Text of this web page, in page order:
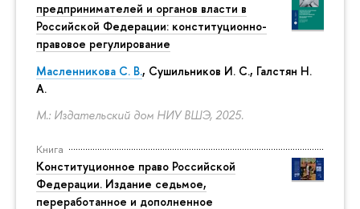
предпринимателей и органов власти в
Российской Федерации: конституционно-
правовое регулирование
Масленникова С. В., Сушильников И. С., Галстян Н.
А.
М.: Издательский дом НИУ ВШЭ, 2025.
Книга
Конституционное право Российской
Федерации. Издание седьмое,
переработанное и дополненное